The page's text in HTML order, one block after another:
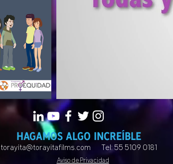
HAGAMOS ALGO INCREÍBLE
torayita@torayitafilms.com Tel: 55 5109 0181
Aviso de Privacidad